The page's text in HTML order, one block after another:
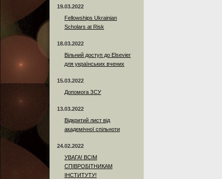
19.03.2022
Fellowships Ukrainian
Scholars at Risk
18.03.2022
Вільний доступ до Elsevier
для українських вчених
15.03.2022
Допомога ЗСУ
13.03.2022
Відкритий лист від
академічної спільноти
24.02.2022
УВАГА! ВСІМ
СПІВРОБІТНИКАМ
ІНСТИТУТУ!